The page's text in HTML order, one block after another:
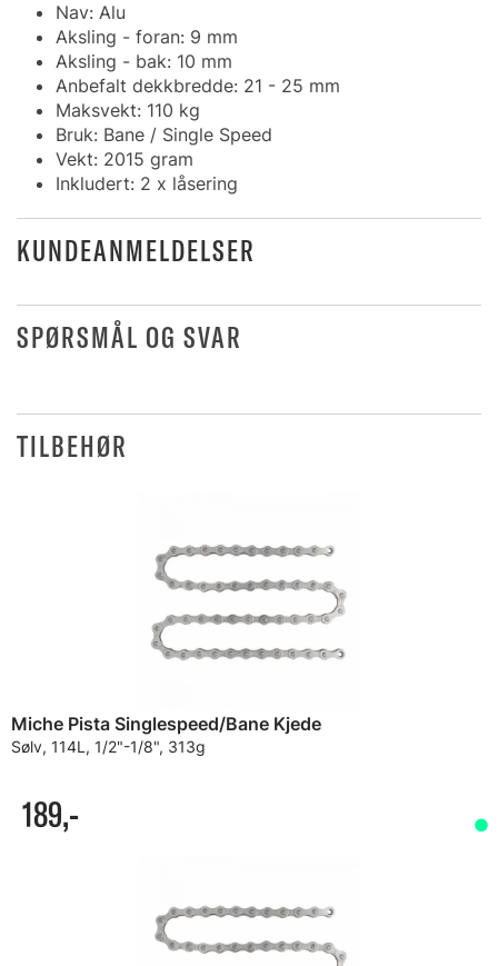
Nav: Alu
Aksling - foran: 9 mm
Aksling - bak: 10 mm
Anbefalt dekkbredde: 21 - 25 mm
Maksvekt: 110 kg
Bruk: Bane / Single Speed
Vekt: 2015 gram
Inkludert: 2 x låsering
KUNDEANMELDELSER
SPØRSMÅL OG SVAR
TILBEHØR
Miche Pista Singlespeed/Bane Kjede
Sølv, 114L, 1/2"-1/8", 313g
189,-